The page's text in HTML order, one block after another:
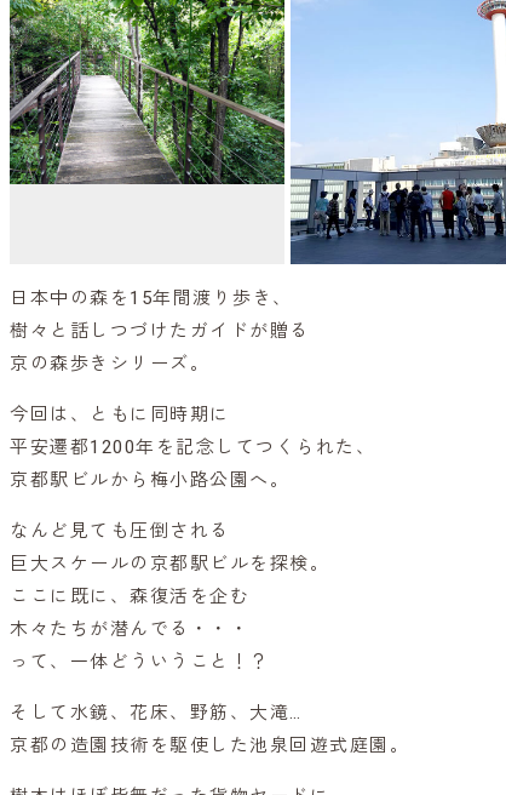
日本中の森を15年間渡り歩き、
樹々と話しつづけたガイドが贈る
京の森歩きシリーズ。
今回は、ともに同時期に
平安遷都1200年を記念してつくられた、
京都駅ビルから梅小路公園へ。
なんど見ても圧倒される
巨大スケールの京都駅ビルを探検。
ここに既に、森復活を企む
木々たちが潜んでる・・・
って、一体どういうこと！？
そして水鏡、花床、野筋、大滝…
京都の造園技術を駆使した池泉回遊式庭園。